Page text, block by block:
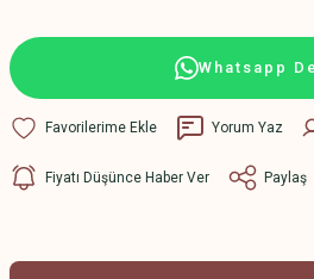
Whatsapp
Yorum Yaz
Fiyatı Düşünce Haber Ver Paylaş